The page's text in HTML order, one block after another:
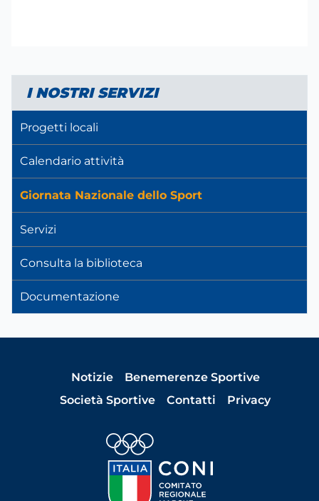
I NOSTRI SERVIZI
Progetti locali
Calendario attività
Giornata Nazionale dello Sport
Servizi
Consulta la biblioteca
Documentazione
Notizie
Benemerenze Sportive
Società Sportive
Contatti Privacy